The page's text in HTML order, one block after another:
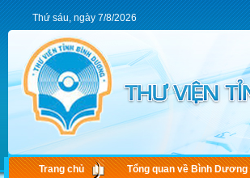
Thứ sáu, ngày 7/8/2026
Trang chủ Tổng quan về Bình Dương